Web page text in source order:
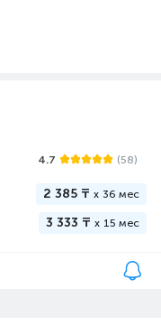
4.7 (58)
2 385 ₸ x 36 мес
3 333 ₸ x 15 мес